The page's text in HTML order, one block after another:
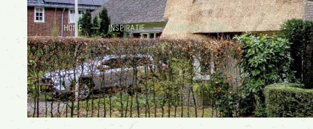
HOME INSPIRATIE WOONHUIS SOEST